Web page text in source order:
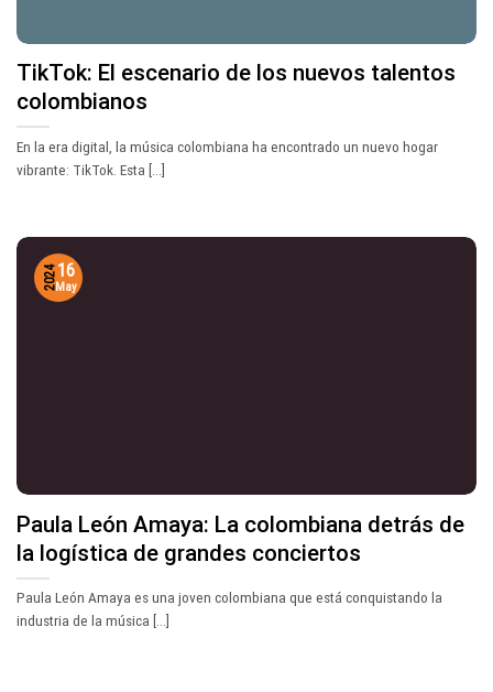
TikTok: El escenario de los nuevos talentos
colombianos
En la era digital, la música colombiana ha encontrado un nuevo hogar
vibrante: TikTok. Esta [...]
Paula León Amaya: La colombiana detrás de
la logística de grandes conciertos
Paula León Amaya es una joven colombiana que está conquistando la
industria de la música [...]
16
May
2024